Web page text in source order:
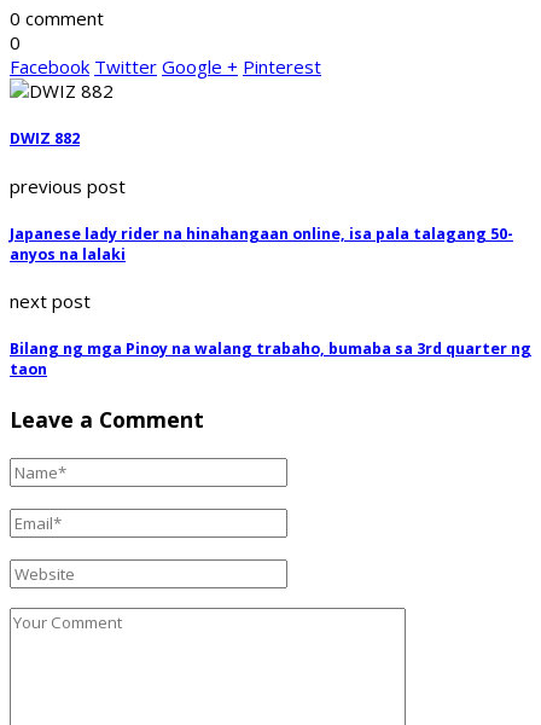
0 comment
0
Facebook Twitter Google + Pinterest
DWIZ 882
previous post
Japanese lady rider na hinahangaan online, isa pala talagang 50-
anyos na lalaki
next post
Bilang ng mga Pinoy na walang trabaho, bumaba sa 3rd quarter ng
taon
Leave a Comment